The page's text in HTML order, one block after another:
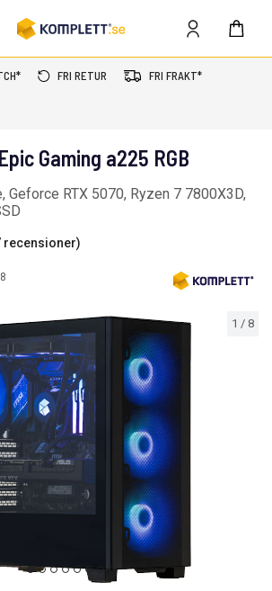
FRI RETUR FRI FRAKT*
1 / 8
Gaming a225 RGB
Geforce RTX 5070, Ryzen 7 7800X3D,
recensioner)